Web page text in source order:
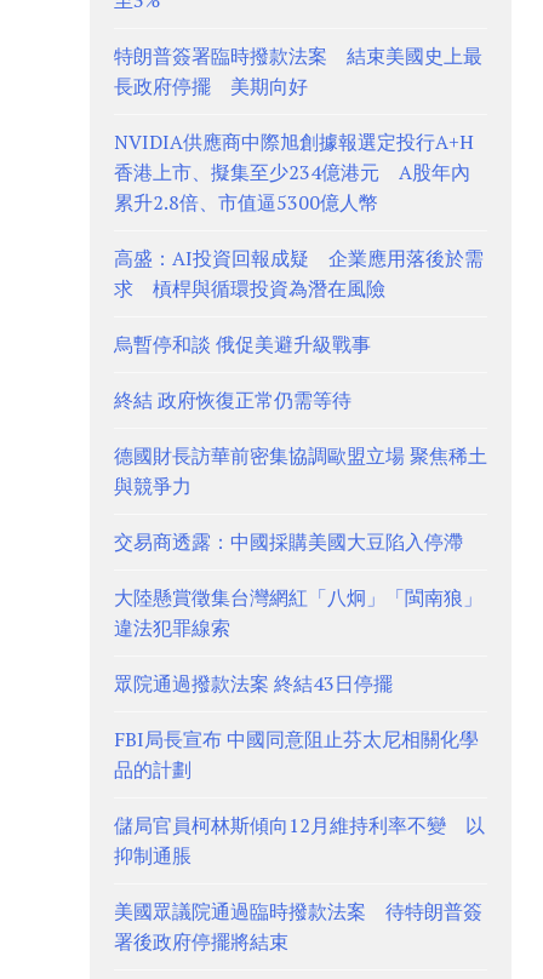
特朗普簽署臨時撥款法案 結束美國史上最
長政府停擺 美期向好
NVIDIA供應商中際旭創據報選定投行A+H
香港上市、擬集至少234億港元 A股年內
累升2.8倍、市值逼5300億人幣
高盛：AI投資回報成疑 企業應用落後於需
求 槓桿與循環投資為潛在風險
烏暫停和談 俄促美避升級戰事
終結 政府恢復正常仍需等待
德國財長訪華前密集協調歐盟立場 聚焦稀土
與競爭力
交易商透露：中國採購美國大豆陷入停滯
大陸懸賞徵集台灣網紅「八炯」「閩南狼」
違法犯罪線索
眾院通過撥款法案 終結43日停擺
FBI局長宣布 中國同意阻止芬太尼相關化學
品的計劃
儲局官員柯林斯傾向12月維持利率不變 以
抑制通脹
美國眾議院通過臨時撥款法案 待特朗普簽
署後政府停擺將結束